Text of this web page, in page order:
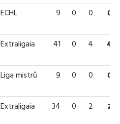
ECHL 9 0 0 0
Extraligaia 41 0 4 4
Liga mistrů 9 0 0 0
Extraligaia 34 0 2 2